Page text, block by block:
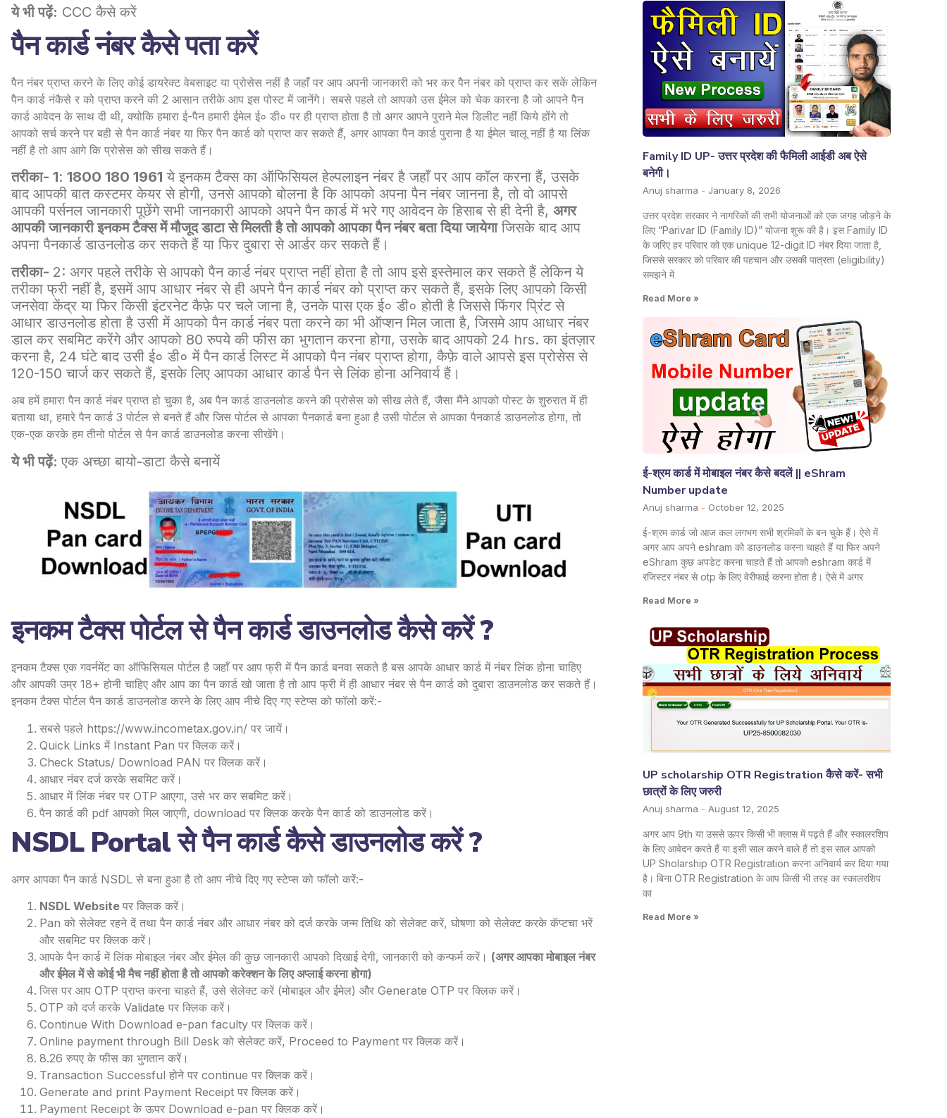
ये भी पढ़ें: CCC कैसे करें
पैन कार्ड नंबर कैसे पता करें
पैन नंबर प्राप्त करने के लिए कोई डायरेक्ट वेबसाइट या प्रोसेस नहीं है जहाँ पर आप अपनी जानकारी को भर कर पैन नंबर को प्राप्त कर सकें लेकिन
पैन कार्ड नंकैसे र को प्राप्त करने की 2 आसान तरीके आप इस पोस्ट में जानेंगे। सबसे पहले तो आपको उस ईमेल को चेक कारना है जो आपने पैन
कार्ड आवेदन के साथ दी थी, क्योकि हमारा ई-पैन हमारी ईमेल ई० डी० पर ही प्राप्त होता है तो अगर आपने पुराने मेल डिलीट नहीं किये होंगे तो
आपको सर्च करने पर बही से पैन कार्ड नंबर या फिर पैन कार्ड को प्राप्त कर सकते हैं, अगर आपका पैन कार्ड पुराना है या ईमेल चालू नहीं है या लिंक
नहीं है तो आप आगे कि प्रोसेस को सीख सकते हैं।
तरीका- 1: 1800 180 1961 ये इनकम टैक्स का ऑफिसियल हेल्पलाइन नंबर है जहाँ पर आप कॉल करना हैं, उसके
बाद आपकी बात कस्टमर केयर से होगी, उनसे आपको बोलना है कि आपको अपना पैन नंबर जानना है, तो वो आपसे
आपकी पर्सनल जानकारी पूछेंगे सभी जानकारी आपको अपने पैन कार्ड में भरे गए आवेदन के हिसाब से ही देनी है, अगर
आपकी जानकारी इनकम टैक्स में मौजूद डाटा से मिलती है तो आपको आपका पैन नंबर बता दिया जायेगाजिसके बाद आप
अपना पैनकार्ड डाउनलोड कर सकते हैं या फिर दुबारा से आर्डर कर सकते हैं।
तरीका- 2: अगर पहले तरीके से आपको पैन कार्ड नंबर प्राप्त नहीं होता है तो आप इसे इस्तेमाल कर सकते हैं लेकिन ये
तरीका फ्री नहीं है, इसमें आप आधार नंबर से ही अपने पैन कार्ड नंबर को प्राप्त कर सकते हैं, इसके लिए आपको किसी
जनसेवा केंद्र या फिर किसी इंटरनेट कैफ़े पर चले जाना है, उनके पास एक ई० डी० होती है जिससे फिंगर प्रिंट से
आधार डाउनलोड होता है उसी में आपको पैन कार्ड नंबर पता करने का भी ऑप्शन मिल जाता है, जिसमे आप आधार नंबर
डाल कर सबमिट करेंगे और आपको 80 रुपये की फीस का भुगतान करना होगा, उसके बाद आपको 24 hrs. का इंतज़ार
करना है, 24 घंटे बाद उसी ई० डी० में पैन कार्ड लिस्ट में आपको पैन नंबर प्राप्त होगा, कैफ़े वाले आपसे इस प्रोसेस से
120-150 चार्ज कर सकते हैं, इसके लिए आपका आधार कार्ड पैन से लिंक होना अनिवार्य हैं।
अब हमें हमारा पैन कार्ड नंबर प्राप्त हो चुका है, अब पैन कार्ड डाउनलोड करने की प्रोसेस को सीख लेते हैं, जैसा मैंने आपको पोस्ट के शुरुरात में ही
बताया था, हमारे पैन कार्ड 3 पोर्टल से बनते हैं और जिस पोर्टल से आपका पैनकार्ड बना हुआ है उसी पोर्टल से आपका पैनकार्ड डाउनलोड होगा, तो
एक-एक करके हम तीनो पोर्टल से पैन कार्ड डाउनलोड करना सीखेंगे।
ये भी पढ़ें:एक अच्छा बायो-डाटा कैसे बनायें
इनकम टैक्स पोर्टल से पैन कार्ड डाउनलोड कैसे करें ?
इनकम टैक्स एक गवर्नमेंट का ऑफिसियल पोर्टल है जहाँ पर आप फ्री में पैन कार्ड बनवा सकते है बस आपके आधार कार्ड में नंबर लिंक होना चाहिए
और आपकी उम्र 18+ होनी चाहिए और आप का पैन कार्ड खो जाता है तो आप फ्री में ही आधार नंबर से पैन कार्ड को दुबारा डाउनलोड कर सकते हैं।
इनकम टैक्स पोर्टल पैन कार्ड डाउनलोड करने के लिए आप नीचे दिए गए स्टेप्स को फॉलो करें:-
सबसे पहले https://www.incometax.gov.in/ पर जायें।
Quick Links में Instant Pan पर क्लिक करें।
Check Status/ Download PAN पर क्लिक करें।
आधार नंबर दर्ज करके सबमिट करें।
आधार में लिंक नंबर पर OTP आएगा, उसे भर कर सबमिट करें।
पैन कार्ड की pdf आपको मिल जाएगी, download पर क्लिक करके पैन कार्ड को डाउनलोड करें।
NSDL Portal से पैन कार्ड कैसे डाउनलोड करें ?
अगर आपका पैन कार्ड NSDL से बना हुआ है तो आप नीचे दिए गए स्टेप्स को फॉलो करें:-
NSDL Website पर क्लिक करें।
Pan को सेलेक्ट रहने दें तथा पैन कार्ड नंबर और आधार नंबर को दर्ज करके जन्म तिथि को सेलेक्ट करें, घोषणा को सेलेक्ट करके कॅप्टचा भरें
और सबमिट पर क्लिक करें।
आपके पैन कार्ड में लिंक मोबाइल नंबर और ईमेल की कुछ जानकारी आपको दिखाई देगी, जानकारी को कन्फर्म करें। (अगर आपका मोबाइल नंबर
और ईमेल में से कोई भी मैच नहीं होता है तो आपको करेक्शन के लिए अप्लाई करना होगा)
जिस पर आप OTP प्राप्त करना चाहते हैं, उसे सेलेक्ट करें (मोबाइल और ईमेल) और Generate OTP पर क्लिक करें।
OTP को दर्ज करके Validate पर क्लिक करें।
Continue With Download e-pan faculty पर क्लिक करें।
Online payment through Bill Desk को सेलेक्ट करें, Proceed to Payment पर क्लिक करें।
8.26 रुपए के फीस का भुगतान करें।
Transaction Successful होने पर continue पर क्लिक करें।
Generate and print Payment Receipt पर क्लिक करें।
Payment Receipt के ऊपर Download e-pan पर क्लिक करें।
Family ID UP- उत्तर प्रदेश की फैमिली आईडी अब ऐसे
बनेगी।
Anuj sharma January 8, 2026
उत्तर प्रदेश सरकार ने नागरिकों की सभी योजनाओं को एक जगह जोड़ने के
लिए “Parivar ID (Family ID)” योजना शुरू की है। इस Family ID
के जरिए हर परिवार को एक unique 12-digit ID नंबर दिया जाता है,
जिससे सरकार को परिवार की पहचान और उसकी पात्रता (eligibility)
समझने में
Read More »
ई-श्रम कार्ड में मोबाइल नंबर कैसे बदलें || eShram
Number update
Anuj sharma October 12, 2025
ई-श्रम कार्ड जो आज कल लगभग सभी श्रमिकों के बन चुके हैं। ऐसे में
अगर आप अपने eshram को डाउनलोड करना चाहते हैं या फिर अपने
eShram कुछ अपडेट करना चाहते हैं तो आपको eshram कार्ड में
रजिस्टर नंबर से otp के लिए वेरीफाई करना होता है। ऐसे में अगर
Read More »
UP scholarship OTR Registration कैसे करें- सभी
छात्रों के लिए जरुरी
Anuj sharma August 12, 2025
अगर आप 9th या उससे ऊपर किसी भी क्लास में पढ़ते हैं और स्कालरशिप
के लिए आवेदन करते हैं या इसी साल करने वाले हैं तो इस साल आपको
UP Sholarship OTR Registration करना अनिवार्य कर दिया गया
है। बिना OTR Registration के आप किसी भी तरह का स्कालरशिप
का
Read More »